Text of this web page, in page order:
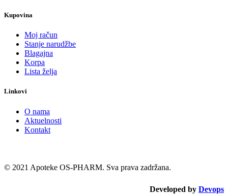
Kupovina
Moj račun
Stanje narudžbe
Blagajna
Korpa
Lista želja
Linkovi
O nama
Aktuelnosti
Kontakt
© 2021 Apoteke OS-PHARM. Sva prava zadržana.
Developed by Devops